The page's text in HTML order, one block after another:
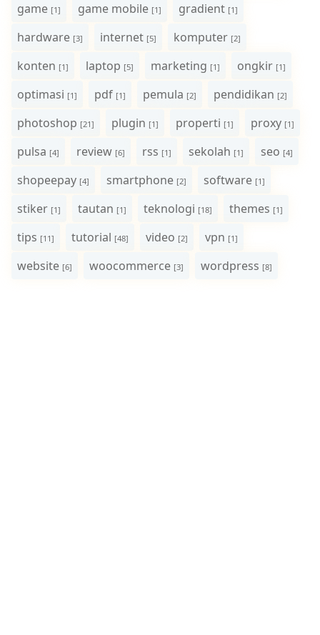
game [1] game mobile [1] gradient [1]
hardware [3] internet [5] komputer [2]
konten [1] laptop [5] marketing [1] ongkir [1]
optimasi [1] pdf [1] pemula [2] pendidikan [2]
photoshop [21] plugin [1] properti [1] proxy [1]
pulsa [4] review [6] rss [1] sekolah [1] seo [4]
shopeepay [4] smartphone [2] software [1]
stiker [1] tautan [1] teknologi [18] themes [1]
tips [11] tutorial [48] video [2] vpn [1]
website [6] woocommerce [3] wordpress [8]